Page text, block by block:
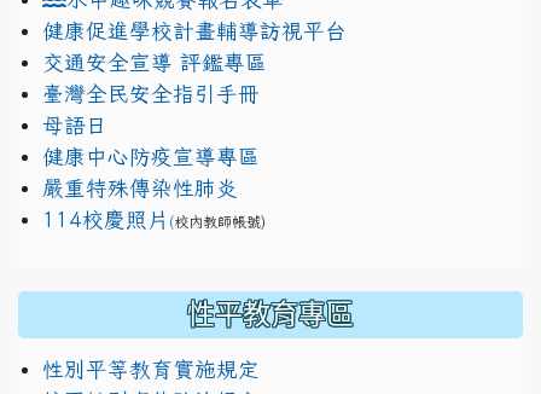
健康促進學校計畫輔導訪視平台
交通安全宣導 評鑑專區
臺灣全民安全指引手冊
母語日
健康中心防疫宣導專區
嚴重特殊傳染性肺炎
114校慶照片 (校內教師帳號)
性平教育專區
性別平等教育實施規定